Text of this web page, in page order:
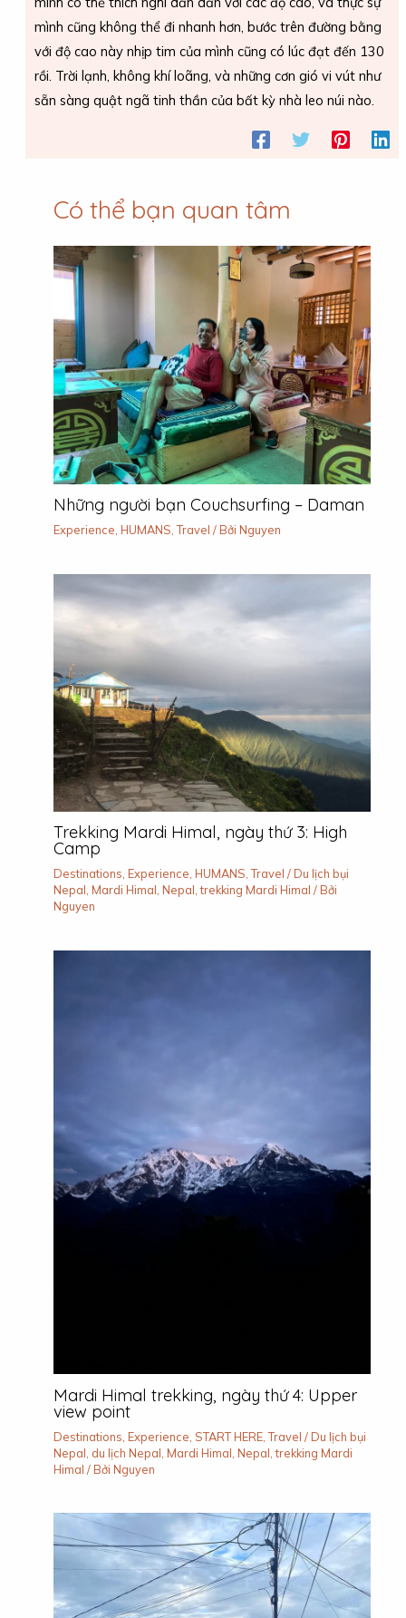
mình cũng không thể đi nhanh hơn, bước trên đường bằng
với độ cao này nhịp tim của mình cũng có lúc đạt đến 130
rồi. Trời lạnh, không khí loãng, và những cơn gió vi vút như
sẵn sàng quật ngã tinh thần của bất kỳ nhà leo núi nào.
Có thể bạn quan tâm
Những người bạn Couchsurfing – Daman
Experience, HUMANS,Travel / Bởi Nguyen
Trekking Mardi Himal, ngày thứ 3: High
Camp
Destinations, Experience, HUMANS,Travel / Du lịch bụi
Nepal, Mardi Himal, Nepal,trekking Mardi Himal / Bởi
Nguyen
Mardi Himal trekking, ngày thứ 4: Upper
view point
Destinations Experience START HERE ,Travel / Du lịch bụi
Nepal du lịch Nepal Mardi Himal Nepal ,trekking Mardi
Himal / Bởi Nguyen